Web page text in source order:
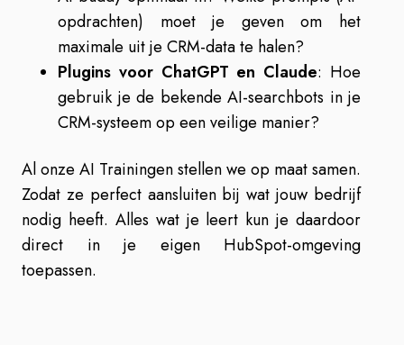
opdrachten) moet je geven om het
maximale uit je CRM-data te halen?
Plugins voor ChatGPT en Claude: Hoe
gebruik je de bekende AI-searchbots in je
CRM-systeem op een veilige manier?
Al onze AI Trainingen stellen we op maat samen.
Zodat ze perfect aansluiten bij wat jouw bedrijf
nodig heeft. Alles wat je leert kun je daardoor
direct in je eigen HubSpot-omgeving
toepassen.